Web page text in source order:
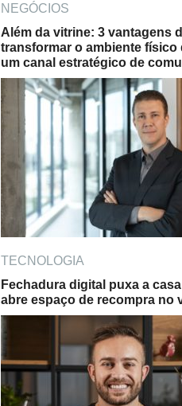
NEGÓCIOS
Além da vitrine: 3 vantagens
transformar o ambiente físico
um canal estratégico de
TECNOLOGIA
Fechadura digital puxa a
abre espaço de recompra no